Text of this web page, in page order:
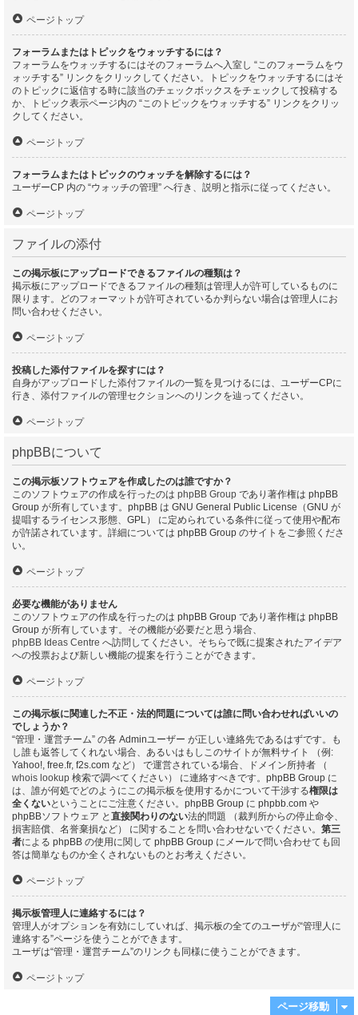
ページトップ
フォーラムまたはトピックをウォッチするには？
フォーラムをウォッチするにはそのフォーラムへ入室し “このフォーラムをウ
ォッチする” リンクをクリックしてください。トピックをウォッチするにはそ
のトピックに返信する時に該当のチェックボックスをチェックして投稿する
か、トピック表示ページ内の “このトピックをウォッチする” リンクをクリッ
クしてください。
ページトップ
フォーラムまたはトピックのウォッチを解除するには？
ユーザーCP 内の “ウォッチの管理” へ行き、説明と指示に従ってください。
ページトップ
ファイルの添付
この掲示板にアップロードできるファイルの種類は？
掲示板にアップロードできるファイルの種類は管理人が許可しているものに
限ります。どのフォーマットが許可されているか判らない場合は管理人にお
問い合わせください。
ページトップ
投稿した添付ファイルを探すには？
自身がアップロードした添付ファイルの一覧を見つけるには、ユーザーCPに
行き、添付ファイルの管理セクションへのリンクを辿ってください。
ページトップ
phpBBについて
この掲示板ソフトウェアを作成したのは誰ですか？
このソフトウェアの作成を行ったのは phpBB Group であり著作権は phpBB
Group が所有しています。phpBB は GNU General Public License（GNU が
提唱するライセンス形態、GPL） に定められている条件に従って使用や配布
が許諾されています。詳細については phpBB Group のサイトをご参照くださ
い。
ページトップ
必要な機能がありません
このソフトウェアの作成を行ったのは phpBB Group であり著作権は phpBB
Group が所有しています。その機能が必要だと思う場合、
phpBB Ideas Centre へ訪問してください。そちらで既に提案されたアイデア
への投票および新しい機能の提案を行うことができます。
ページトップ
この掲示板に関連した不正・法的問題については誰に問い合わせればいいの
でしょうか？
“管理・運営チーム” の各 Adminユーザー が正しい連絡先であるはずです。も
し誰も返答してくれない場合、あるいはもしこのサイトが無料サイト （例:
Yahoo!, free.fr, f2s.com など） で運営されている場合、ドメイン所持者 （
whois lookup 検索で調べてください） に連絡すべきです。phpBB Group に
は、誰が何処でどのようにこの掲示板を使用するかについて干渉する権限は
全くないということにご注意ください。phpBB Group に phpbb.com や
phpBBソフトウェア と 直接関わりのない法的問題 （裁判所からの停止命令、
損害賠償、名誉棄損など） に関することを問い合わせないでください。 第三
者による phpBB の使用に関して phpBB Group にメールで問い合わせても回
答は簡単なものか全くされないものとお考えください。
ページトップ
掲示板管理人に連絡するには？
管理人がオプションを有効にしていれば、掲示板の全てのユーザが“管理人に
連絡する”ページを使うことができます。
ユーザは“管理・運営チーム”のリンクも同様に使うことができます。
ページトップ
ページ移動